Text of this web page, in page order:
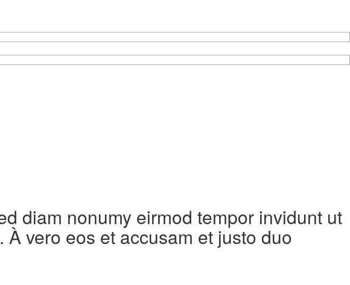
diam nonumy eirmod tempor invidunt ut
vero eos et accusam et justo duo